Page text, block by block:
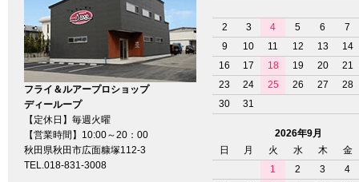
フライ＆ルアープロショップ
ディーループ
【定休日】毎週火曜
【営業時間】10:00～20：00
秋田県秋田市広面糠塚112-3
TEL.018-831-3008
2 3 4 5 6
7
9
10 11 12 13
14
16
17 18 19 20
21
23
24 25 26 27
28
30
31
2026年9月
日
月 火 水 木
金
1
2 3
4